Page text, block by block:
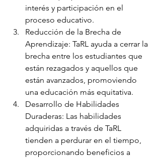
interés y participación en el
proceso educativo.
Reducción de la Brecha de
Aprendizaje: TaRL ayuda a cerrar la
brecha entre los estudiantes que
están rezagados y aquellos que
están avanzados, promoviendo
una educación más equitativa.
Desarrollo de Habilidades
Duraderas: Las habilidades
adquiridas a través de TaRL
tienden a perdurar en el tiempo,
proporcionando beneficios a